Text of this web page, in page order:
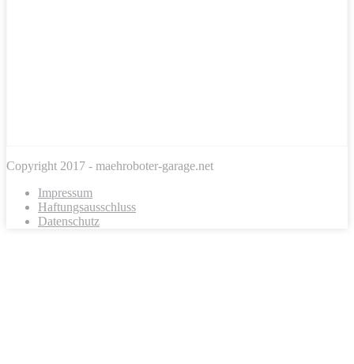
Copyright 2017 - maehroboter-garage.net
Impressum
Haftungsausschluss
Datenschutz